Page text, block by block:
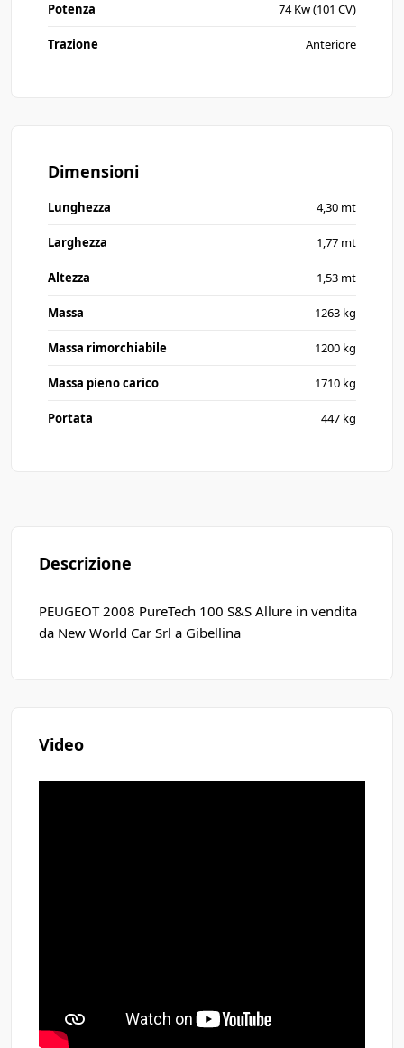
Potenza 74 Kw (101 CV)
Trazione Anteriore
Dimensioni
Lunghezza 4,30 mt
Larghezza 1,77 mt
Altezza 1,53 mt
Massa 1263 kg
Massa rimorchiabile 1200 kg
Massa pieno carico 1710 kg
Portata 447 kg
Descrizione
PEUGEOT 2008 PureTech 100 S&S Allure in vendita
da New World Car Srl a Gibellina
Video